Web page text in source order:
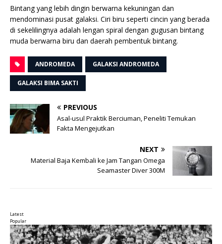
Bintang yang lebih dingin berwarna kekuningan dan
mendominasi pusat galaksi. Ciri biru seperti cincin yang berada
di sekelilingnya adalah lengan spiral dengan gugusan bintang
muda berwarna biru dan daerah pembentuk bintang.
ANDROMEDA GALAKSI ANDROMEDA
GALAKSI BIMA SAKTI
PREVIOUS
Asal-usul Praktik Berciuman, Peneliti Temukan
Fakta Mengejutkan
NEXT
Material Baja Kembali ke Jam Tangan Omega
Seamaster Diver 300M
Latest
Popular